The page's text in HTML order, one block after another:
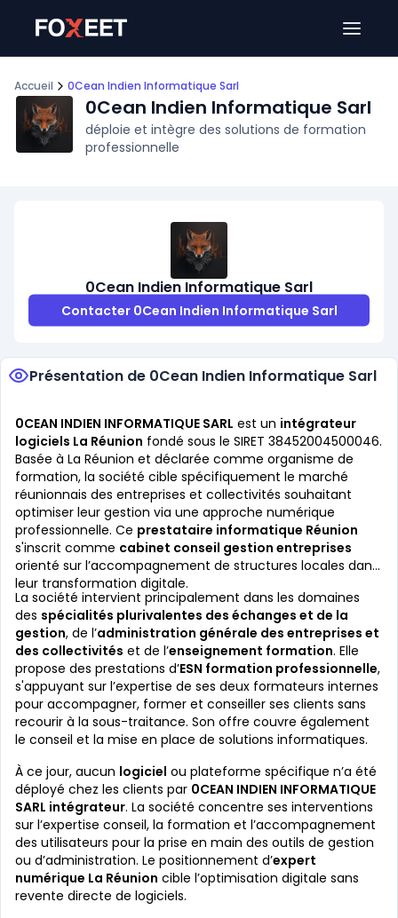
Accueil 0Cean Indien Informatique Sarl
0Cean Indien Informatique Sarl
déploie et intègre des solutions de formation
professionnelle
0Cean Indien Informatique Sarl
Contacter 0Cean Indien Informatique Sarl
Présentation de 0Cean Indien Informatique Sarl
0CEAN INDIEN INFORMATIQUE SARL est un intégrateur
logiciels La Réunion fondé sous le SIRET 38452004500046.
Basée à La Réunion et déclarée comme organisme de
formation, la société cible spécifiquement le marché
réunionnais des entreprises et collectivités souhaitant
optimiser leur gestion via une approche numérique
professionnelle. Ce prestataire informatique Réunion
s'inscrit comme cabinet conseil gestion entreprises
orienté sur l’accompagnement de structures locales dans
leur transformation digitale.
La société intervient principalement dans les domaines
des spécialités plurivalentes des échanges et de la
gestion, de l’administration générale des entreprises et
des collectivités et de l’enseignement formation. Elle
propose des prestations d’ESN formation professionnelle,
s'appuyant sur l’expertise de ses deux formateurs internes
pour accompagner, former et conseiller ses clients sans
recourir à la sous-traitance. Son offre couvre également
le conseil et la mise en place de solutions informatiques.
À ce jour, aucun logiciel ou plateforme spécifique n’a été
déployé chez les clients par 0CEAN INDIEN INFORMATIQUE
SARL intégrateur. La société concentre ses interventions
sur l’expertise conseil, la formation et l’accompagnement
des utilisateurs pour la prise en main des outils de gestion
ou d’administration. Le positionnement d’expert
numérique La Réunion cible l’optimisation digitale sans
revente directe de logiciels.